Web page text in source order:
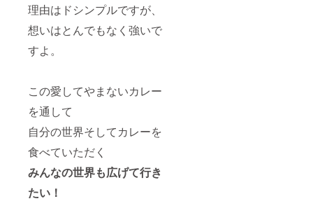
理由はドシンプルですが、
想いはとんでもなく強いで
すよ。
この愛してやまないカレー
を通して
自分の世界そしてカレーを
食べていただく
みんなの世界も広げて行き
たい！